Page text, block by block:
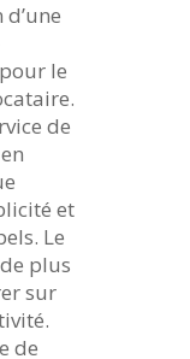
le
de
et
Le
plus
sur
de